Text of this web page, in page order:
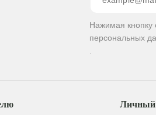
Нажимая
персональных
Личный